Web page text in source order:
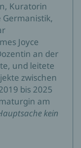
Kuratorin
Joyce
an der
und leitete
zwischen
bis 2025
am
kein